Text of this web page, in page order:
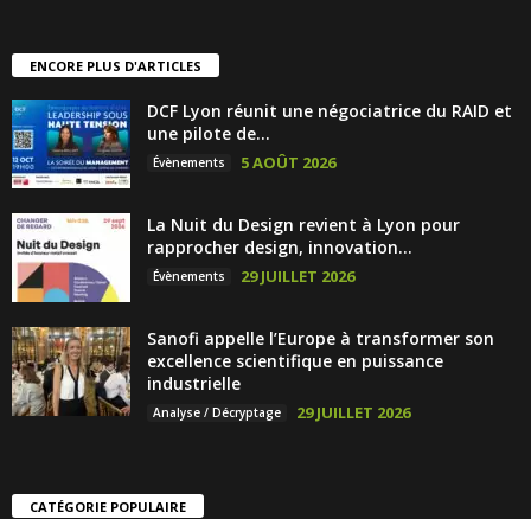
ENCORE PLUS D'ARTICLES
DCF Lyon réunit une négociatrice du RAID et
une pilote de...
Évènements 5 AOÛT 2026
La Nuit du Design revient à Lyon pour
rapprocher design, innovation...
Évènements 29 JUILLET 2026
Sanofi appelle l’Europe à transformer son
excellence scientifique en puissance
industrielle
Analyse / Décryptage 29 JUILLET 2026
CATÉGORIE POPULAIRE